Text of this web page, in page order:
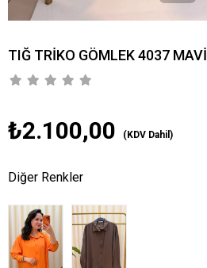
TIĞ TRİKO GÖMLEK 4037 MAVİ
₺2.100,00 (KDV Dahil)
Diğer Renkler